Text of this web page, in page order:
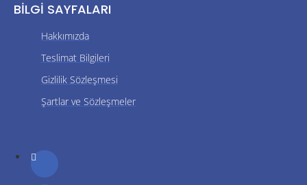
BILGI SAYFALARI
Hakkımızda
Teslimat Bilgileri
Gizlilik Sözleşmesi
Şartlar ve Sözleşmeler